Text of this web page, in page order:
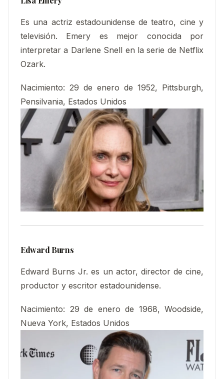
Es una actriz estadounidense de teatro, cine y
televisión. Emery es mejor conocida por
interpretar a Darlene Snell en la serie de Netflix
Ozark.
Nacimiento: 29 de enero de 1952, Pittsburgh,
Pensilvania, Estados Unidos
Edward Burns
Edward Burns Jr. es un actor, director de cine,
productor y escritor estadounidense.
Nacimiento: 29 de enero de 1968, Woodside,
Nueva York, Estados Unidos